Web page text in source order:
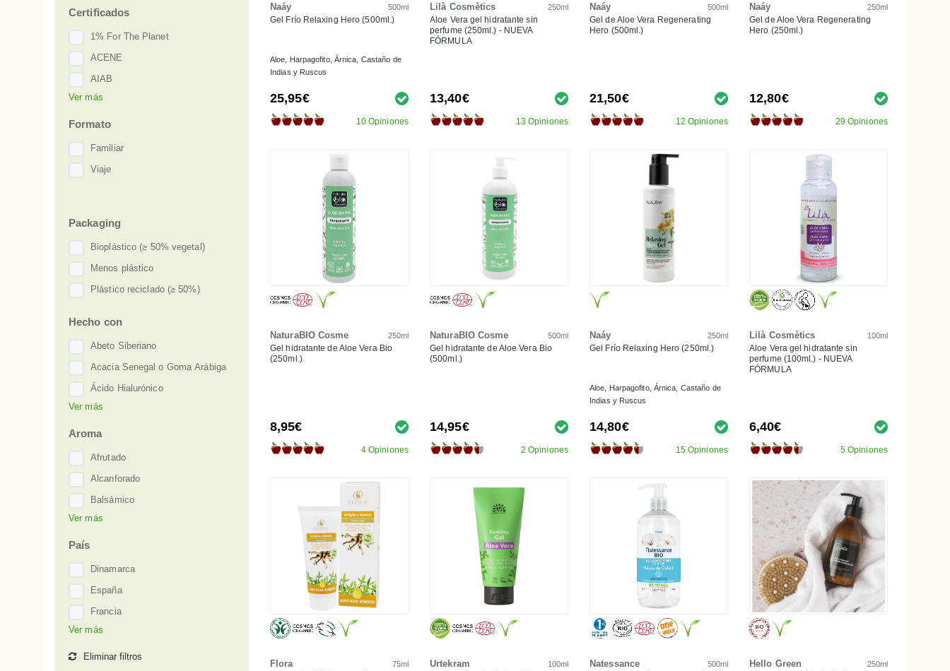
Quemaduras
Respiración
Rojeces
Premiado
Sin aceites esenciales
Sin perfume
Sin sulfatos
Sport
Certificados
1% For The Planet
ACENE
AIAB
BDIH
Bio.Inspecta
Cosmos Organic
Eco Control
ICEA
Leaping Bunny
One Voice
Ver más
Formato
Familiar
Viaje
Packaging
Bioplástico (≥ 50% vegetal)
Menos plástico
Plástico reciclado (≥ 50%)
Hecho con
Abeto Siberiano
Acacia Senegal o Goma Arábiga
Ácido Hialurónico
Ácido Láctico
Alantoína
Alcanfor/Palo de Ho
Algas Rojas
Almendra Dulce
Aloe Vera
Ver más
Aroma
Afrutado
Alcanforado
Balsámico
Cítrico
Floral Afrutado
Fresco
Limón
Mentolado
Ver más
País
Dinamarca
España
Francia
Italia
Países Bajos
Ver más
Eliminar filtros
Naáy 500ml
Gel Frío Relaxing Hero (500ml.)
Aloe, Harpagofito, Árnica, Castaño de
Indias y Ruscus
25,95€
10 Opiniones
Lilà Cosmètics 250ml
Aloe Vera gel hidratante sin
perfume (250ml.) - NUEVA
FÓRMULA
13,40€
13 Opiniones
Naáy 500ml
Gel de Aloe Vera Regenerating
Hero (500ml.)
21,50€
12 Opiniones
Naáy 250ml
Gel de Aloe Vera Regenerating
Hero (250ml.)
12,80€
29 Opiniones
NaturaBIO Cosme 250ml
Gel hidratante de Aloe Vera Bio
(250ml.)
8,95€
4 Opiniones
NaturaBIO Cosme 500ml
Gel hidratante de Aloe Vera Bio
(500ml.)
14,95€
2 Opiniones
Naáy 250ml
Gel Frío Relaxing Hero (250ml.)
Aloe, Harpagofito, Árnica, Castaño de
Indias y Ruscus
14,80€
15 Opiniones
Lilà Cosmètics 100ml
Aloe Vera gel hidratante sin
perfume (100ml.) - NUEVA
FÓRMULA
6,40€
5 Opiniones
Flora 75ml Urtekram 100ml Natessance 500ml Hello Green 250ml